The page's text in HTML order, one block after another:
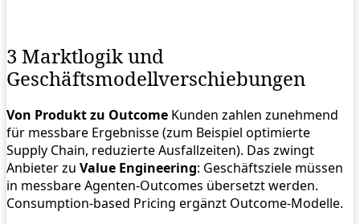
3 Marktlogik und
Geschäftsmodellverschiebungen
Von Produkt zu Outcome Kunden zahlen zunehmend
für messbare Ergebnisse (zum Beispiel optimierte
Supply Chain, reduzierte Ausfallzeiten). Das zwingt
Anbieter zu Value Engineering: Geschäftsziele müssen
in messbare Agenten‑Outcomes übersetzt werden.
Consumption‑based Pricing ergänzt Outcome‑Modelle.